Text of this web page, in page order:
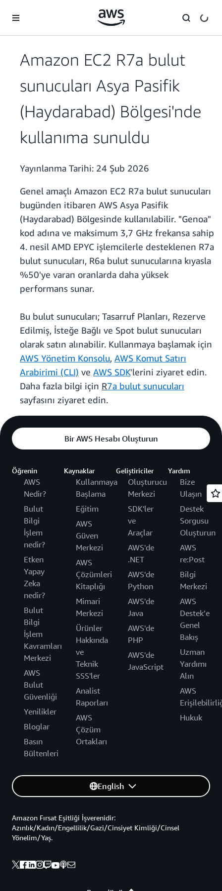
Amazon EC2 R7a bulut
sunucuları Asya Pasifik
(Haydarabad) Bölgesi'nde
kullanıma sunuldu
Yayınlanma Tarihi: 24 Şub 2026
Genel amaçlı Amazon EC2 R7a bulut sunucuları
bugünden itibaren AWS Asya Pasifik
(Haydarabad) Bölgesinde kullanılabilir. "Genoa"
kod adına ve maksimum 3,7 GHz frekansa sahip
4. nesil AMD EPYC işlemcilerle desteklenen R7a
bulut sunucuları, R6a bulut sunucularına kıyasla
%50'ye varan oranlarda daha yüksek
performans sunar.
Bu bulut sunucuları; Tasarruf Planları, Rezerve
Edilmiş, İsteğe Bağlı ve Spot bulut sunucuları
olarak satın alınabilir. Kullanmaya başlamak için
AWS Yönetim Konsolu, AWS Komut Satırı
Arabirimi (CLI) ve AWS SDK'lerini ziyaret edin.
Daha fazla bilgi için R7a bulut sunucuları
sayfasını ziyaret edin.
Bir AWS Hesabı Oluşturun
Öğrenin
AWS
Nedir?
Bulut
Bilgi
İşlem
nedir?
Etken
Yapay
Zeka
nedir?
Bulut
Bilgi
İşlem
Kavramları
Merkezi
AWS
Bulut
Güvenliği
Yenilikler
Bloglar
Basın
Bültenleri
Kaynaklar
Kullanmaya
Başlama
Eğitim
AWS
Güven
Merkezi
AWS
Çözümleri
Kitaplığı
Mimari
Merkezi
Ürünler
Hakkında
ve
Teknik
SSS'ler
Analist
Raporları
AWS
Çözüm
Ortakları
Geliştiriciler
Oluşturucu
Merkezi
SDK'ler
ve
Araçlar
AWS'de
.NET
AWS'de
Python
AWS'de
Java
AWS'de
PHP
AWS'de
JavaScript
Yardım
Bize
Ulaşın
Destek
Sorgusu
Oluşturun
AWS
re:Post
Bilgi
Merkezi
AWS
Destek’e
Genel
Bakış
Uzman
Yardımı
Alın
AWS
Hukuk
English
Amazon Fırsat Eşitliği İşverenidir:
Azınlık/Kadın/Engellilik/Gazi/Cinsiyet Kimliği/Cinsel
Yönelim/Yaş.